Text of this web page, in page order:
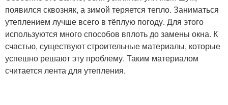
окна
деревянных окон
Уплотнитель для
пластиковых окон
Уплотнитель для окон
появился сквозняк, а зимой теряется тепло. Заниматься
утеплением лучше всего в тёплую погоду. Для этого
используются много способов вплоть до замены окна. К
счастью, существуют строительные материалы, которые
успешно решают эту проблему. Таким материалом
считается лента для утепления.